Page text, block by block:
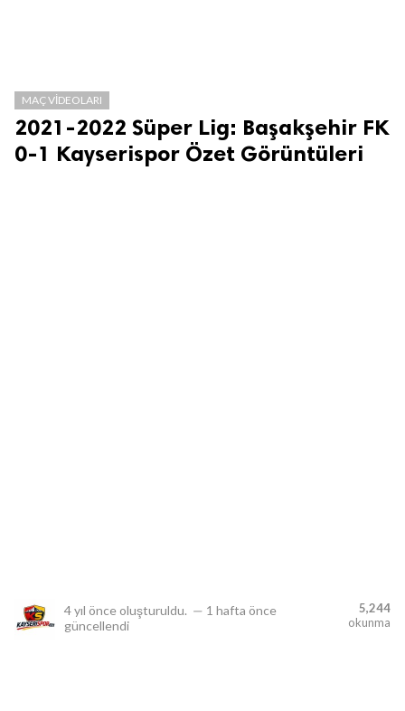
MAÇ VIDEOLARI
2021-2022 Süper Lig: Başakşehir FK
0-1 Kayserispor Özet Görüntüleri
4 yıl önce oluşturuldu. — 1 hafta önce
güncellendi
5,244
okunma